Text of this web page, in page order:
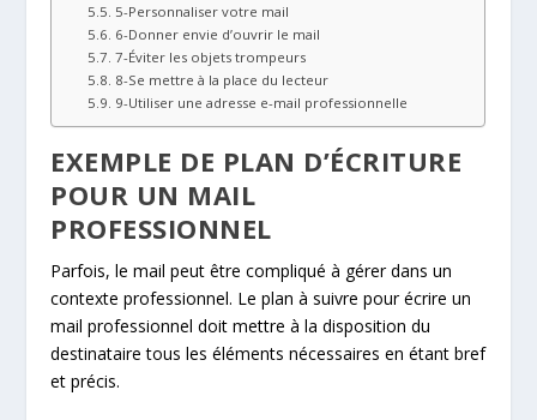
5-Personnaliser votre mail
6-Donner envie d’ouvrir le mail
7-Éviter les objets trompeurs
8-Se mettre à la place du lecteur
9-Utiliser une adresse e-mail professionnelle
EXEMPLE DE PLAN D’ÉCRITURE
POUR UN MAIL
PROFESSIONNEL
Parfois, le mail peut être compliqué à gérer dans un
contexte professionnel. Le plan à suivre pour écrire un
mail professionnel doit mettre à la disposition du
destinataire tous les éléments nécessaires en étant bref
et précis.